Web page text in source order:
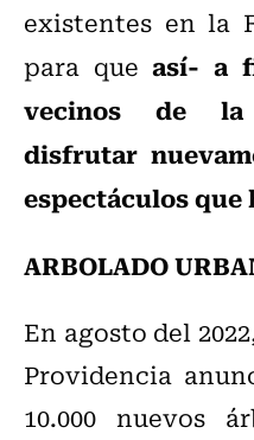
existentes en la
para que así- a
vecinos de la
disfrutar
espectáculos que
ARBOLADO
En agosto del
Providencia
10.000 nuevos